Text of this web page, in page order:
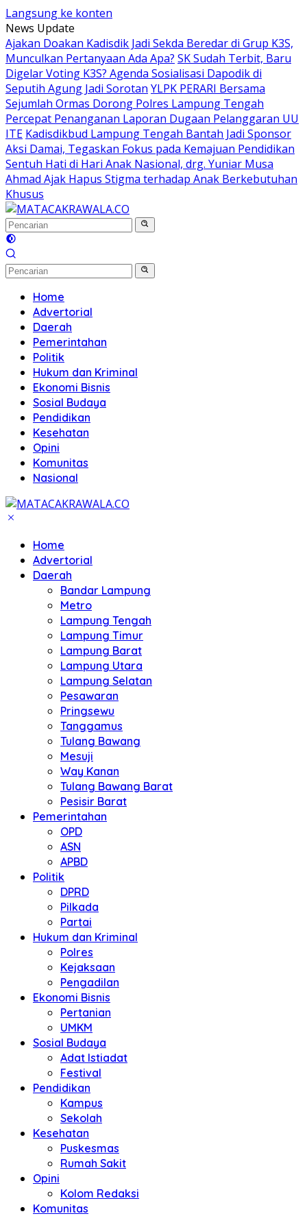
Langsung ke konten
News Update
Ajakan Doakan Kadisdik Jadi Sekda Beredar di Grup K3S,
Munculkan Pertanyaan Ada Apa? SK Sudah Terbit, Baru
Digelar Voting K3S? Agenda Sosialisasi Dapodik di
Seputih Agung Jadi Sorotan YLPK PERARI Bersama
Sejumlah Ormas Dorong Polres Lampung Tengah
Percepat Penanganan Laporan Dugaan Pelanggaran UU
ITE Kadisdikbud Lampung Tengah Bantah Jadi Sponsor
Aksi Damai, Tegaskan Fokus pada Kemajuan Pendidikan
Sentuh Hati di Hari Anak Nasional, drg. Yuniar Musa
Ahmad Ajak Hapus Stigma terhadap Anak Berkebutuhan
Khusus
Home
Advertorial
Daerah
Pemerintahan
Politik
Hukum dan Kriminal
Ekonomi Bisnis
Sosial Budaya
Pendidikan
Kesehatan
Opini
Komunitas
Nasional
Home
Advertorial
Daerah
Bandar Lampung
Metro
Lampung Tengah
Lampung Timur
Lampung Barat
Lampung Utara
Lampung Selatan
Pesawaran
Pringsewu
Tanggamus
Tulang Bawang
Mesuji
Way Kanan
Tulang Bawang Barat
Pesisir Barat
Pemerintahan
OPD
ASN
APBD
Politik
DPRD
Pilkada
Partai
Hukum dan Kriminal
Polres
Kejaksaan
Pengadilan
Ekonomi Bisnis
Pertanian
UMKM
Sosial Budaya
Adat Istiadat
Festival
Pendidikan
Kampus
Sekolah
Kesehatan
Puskesmas
Rumah Sakit
Opini
Kolom Redaksi
Komunitas